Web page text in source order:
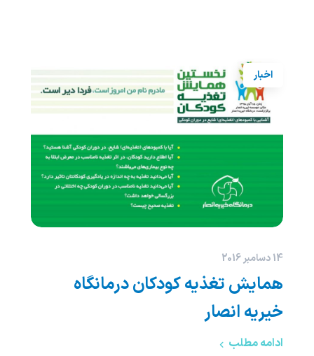
اخبار
14 دسامبر 2016
همایش تغذیه کودکان درمانگاه
خیریه انصار
ادامه مطلب